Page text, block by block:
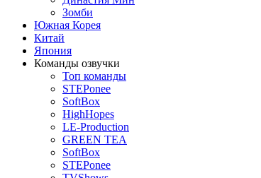
Зомби
Южная Корея
Китай
Япония
Команды озвучки
Топ команды
STEPonee
SoftBox
HighHopes
LE-Production
GREEN TEA
SoftBox
STEPonee